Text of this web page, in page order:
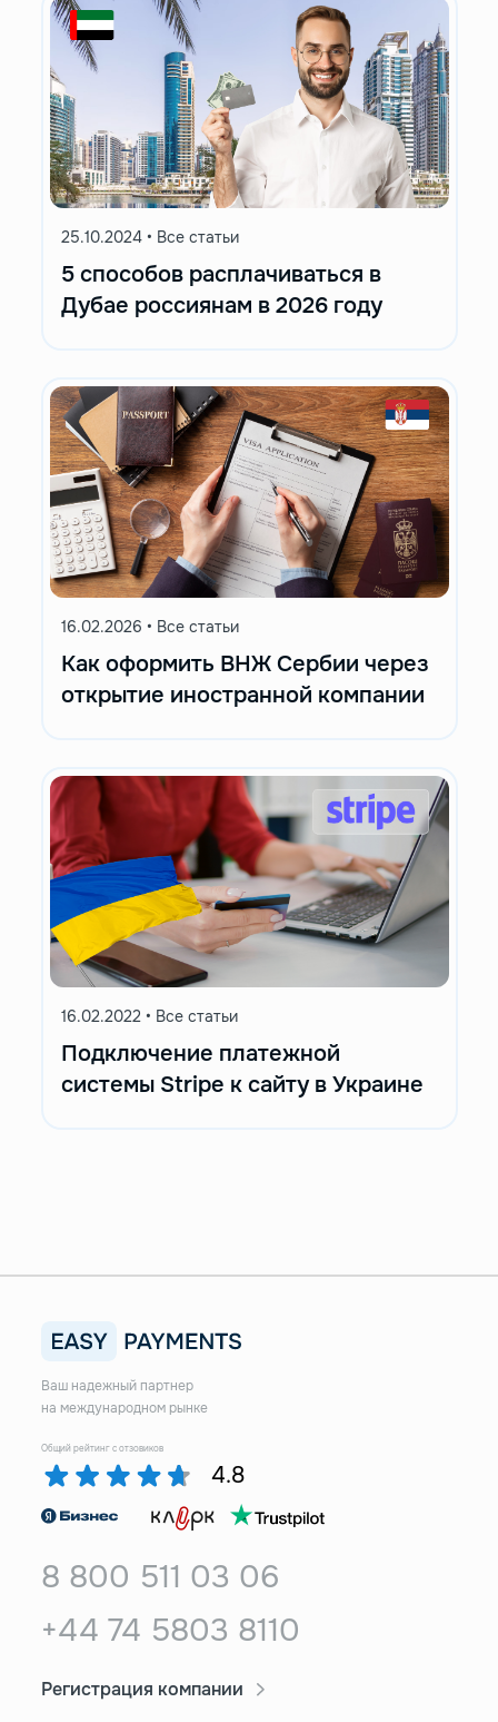
25.10.2024 • Все статьи
5 способов расплачиваться в
Дубае россиянам в 2026 году
16.02.2026 • Все статьи
Как оформить ВНЖ Сербии через
открытие иностранной компании
16.02.2022 • Все статьи
Подключение платежной
системы Stripe к сайту в Украине
Ваш надежный партнер
на международном рынке
Общий рейтинг с отзовиков
4.8
8 800 511 03 06
+44 74 5803 8110
Регистрация компании